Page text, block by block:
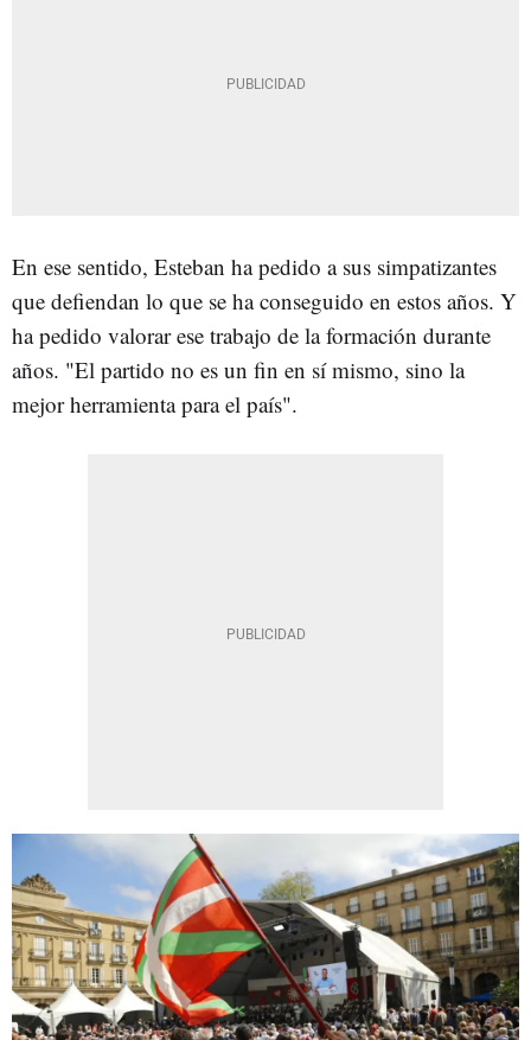
En ese sentido, Esteban ha pedido a sus simpatizantes
que defiendan lo que se ha conseguido en estos años. Y
ha pedido valorar ese trabajo de la formación durante
años. "El partido no es un fin en sí mismo, sino la
mejor herramienta para el país".